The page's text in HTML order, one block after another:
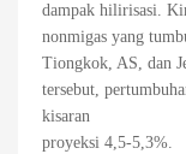
dampak hilirisasi.
nonmigas yang
Tiongkok, AS, dan
tersebut,
kisaran
proyeksi 4,5-5,3%.